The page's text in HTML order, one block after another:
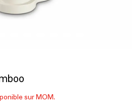
sur MOM.